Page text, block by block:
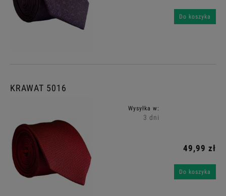
Do koszyka
KRAWAT 5016
Wysyłka w:
3 dni
49,99 zł
Do koszyka